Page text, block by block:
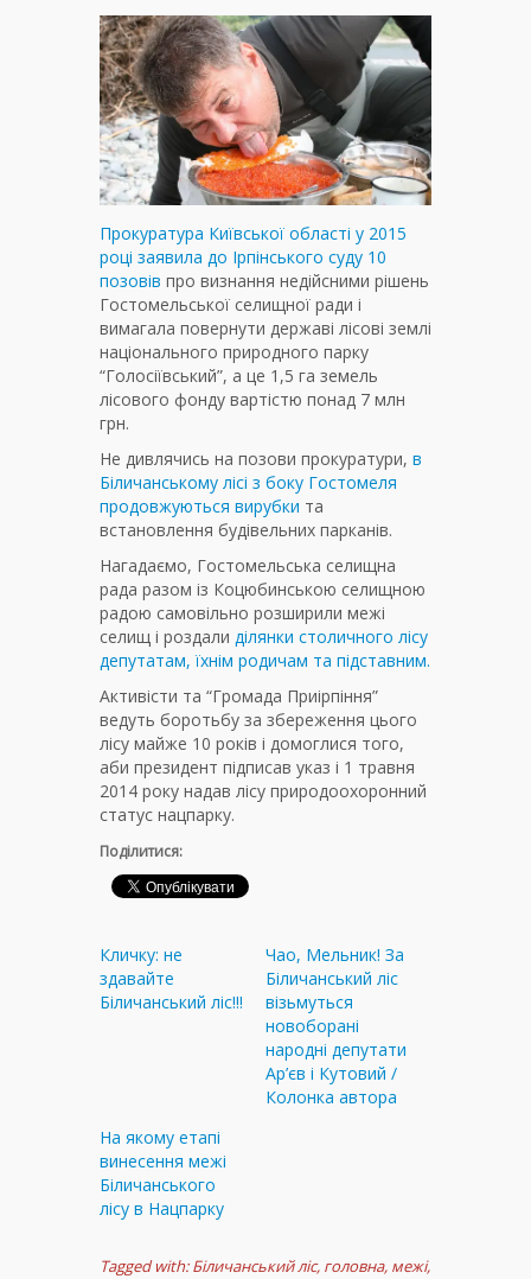
Прокуратура Київської області у 2015
році заявила до Ірпінського суду 10
позовів про визнання недійсними рішень
Гостомельської селищної ради і
вимагала повернути державі лісові землі
національного природного парку
“Голосіївський”, а це 1,5 га земель
лісового фонду вартістю понад 7 млн
грн.
Не дивлячись на позови прокуратури, в
Біличанському лісі з боку Гостомеля
продовжуються вирубки та
встановлення будівельних парканів.
Нагадаємо, Гостомельська селищна
рада разом із Коцюбинською селищною
радою самовільно розширили межі
селищ і роздали ділянки столичного лісу
депутатам, їхнім родичам та підставним.
Активісти та “Громада Приірпіння”
ведуть боротьбу за збереження цього
лісу майже 10 років і домоглися того,
аби президент підписав указ і 1 травня
2014 року надав лісу природоохоронний
статус нацпарку.
Поділитися:
Кличку: не
здавайте
Біличанський ліс!!!
Чао, Мельник! За
Біличанський ліс
візьмуться
новоборані
народні депутати
Ар’єв і Кутовий /
Колонка автора
На якому етапі
винесення межі
Біличанського
лісу в Нацпарку
Tagged with: Біличанський ліс, головна, межі,